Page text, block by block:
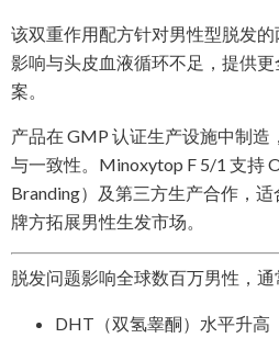
该双重作用配方针对男性型脱发
影响与头皮血液循环不足，提供
案。
产品在 GMP 认证生产设施中制
与一致性。Minoxytop F 5/1 支持
Branding）及第三方生产合作，
牌方拓展男性生发市场。
脱发问题影响全球数百万男性，通
DHT（双氢睾酮）水平升高